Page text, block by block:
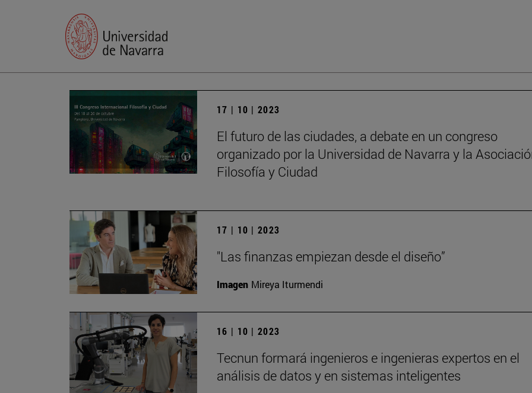
17 | 10 | 2023
El futuro de las ciudades, a debate en un congreso
organizado por la Universidad de Navarra y la
Filosofía y Ciudad
17 | 10 | 2023
"Las finanzas empiezan desde el diseño”
Imagen Mireya Iturmendi
16 | 10 | 2023
Tecnun formará ingenieros e ingenieras expertos en el
análisis de datos y en sistemas inteligentes